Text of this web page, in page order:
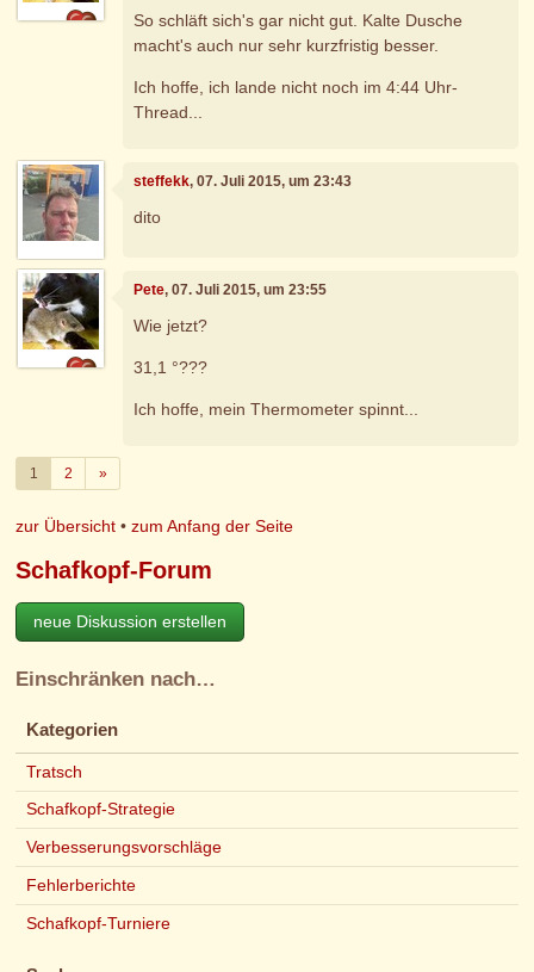
So schläft sich's gar nicht gut. Kalte Dusche
macht's auch nur sehr kurzfristig besser.
Ich hoffe, ich lande nicht noch im 4:44 Uhr-
Thread...
steffekk, 07. Juli 2015, um 23:43
dito
Pete, 07. Juli 2015, um 23:55
Wie jetzt?
31,1 °???
Ich hoffe, mein Thermometer spinnt...
1 2 »Weiter
zur Übersicht •zum Anfang der Seite
Schafkopf-Forum
neue Diskussion erstellen
Einschränken nach…
Kategorien
Tratsch
Schafkopf-Strategie
Verbesserungsvorschläge
Fehlerberichte
Schafkopf-Turniere